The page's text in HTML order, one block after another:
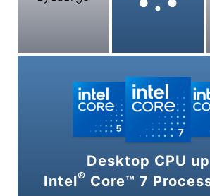
Desktop CPU
Intel® Core™ 7